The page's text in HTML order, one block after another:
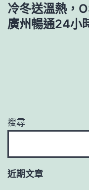
冷冬送溫熱，
廣州暢通24小
搜尋
近期文章